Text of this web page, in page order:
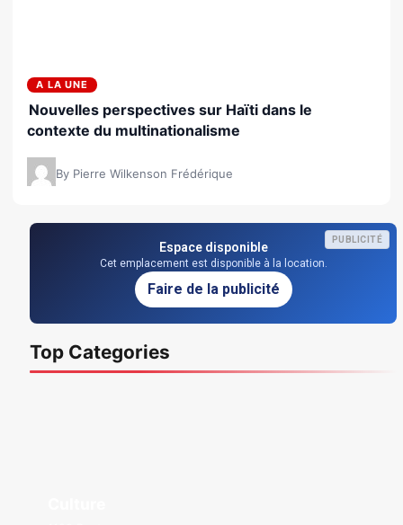
A LA UNE
Nouvelles perspectives sur Haïti dans le
contexte du multinationalisme
By Pierre Wilkenson Frédérique
PUBLICITÉ
Espace disponible
Cet emplacement est disponible à la location.
Faire de la publicité
Top Categories